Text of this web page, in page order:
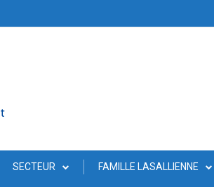
SECTEUR FAMILLE LASALLIENNE